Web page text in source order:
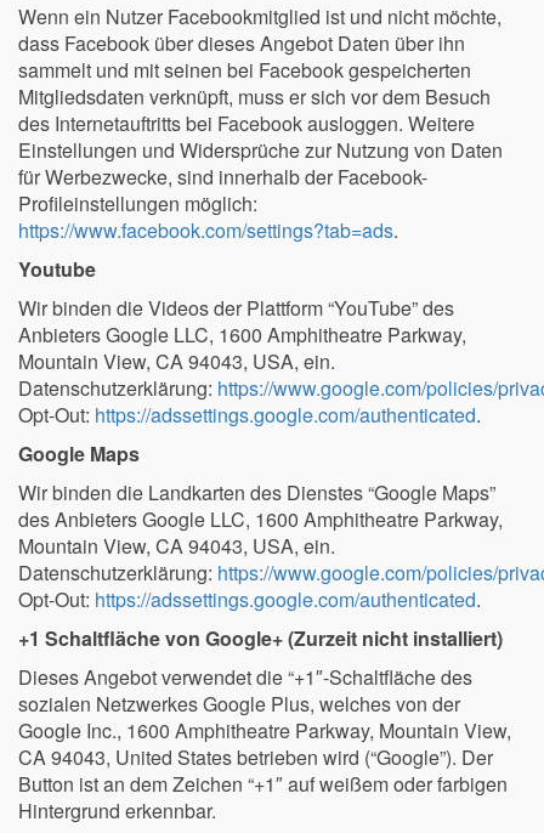
Wenn ein Nutzer Facebookmitglied ist und nicht möchte,
dass Facebook über dieses Angebot Daten über ihn
sammelt und mit seinen bei Facebook gespeicherten
Mitgliedsdaten verknüpft, muss er sich vor dem Besuch
des Internetauftritts bei Facebook ausloggen. Weitere
Einstellungen und Widersprüche zur Nutzung von Daten
für Werbezwecke, sind innerhalb der Facebook-
Profileinstellungen möglich:
https://www.facebook.com/settings?tab=ads.
Youtube
Wir binden die Videos der Plattform “YouTube” des
Anbieters Google LLC, 1600 Amphitheatre Parkway,
Mountain View, CA 94043, USA, ein.
Datenschutzerklärung: https://www.google.com/policies/
Opt-Out: https://adssettings.google.com/authenticated.
Google Maps
Wir binden die Landkarten des Dienstes “Google Maps”
des Anbieters Google LLC, 1600 Amphitheatre Parkway,
Mountain View, CA 94043, USA, ein.
Datenschutzerklärung: https://www.google.com/policies/
Opt-Out: https://adssettings.google.com/authenticated.
+1 Schaltfläche von Google+ (Zurzeit nicht installiert)
Dieses Angebot verwendet die “+1″-Schaltfläche des
sozialen Netzwerkes Google Plus, welches von der
Google Inc., 1600 Amphitheatre Parkway, Mountain View,
CA 94043, United States betrieben wird (“Google”). Der
Button ist an dem Zeichen “+1″ auf weißem oder farbigen
Hintergrund erkennbar.